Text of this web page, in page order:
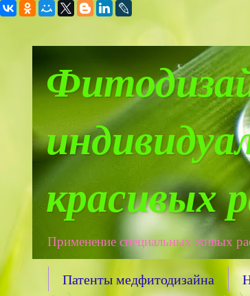
красивых
Применение специальных живых
Патенты медфитодизайна